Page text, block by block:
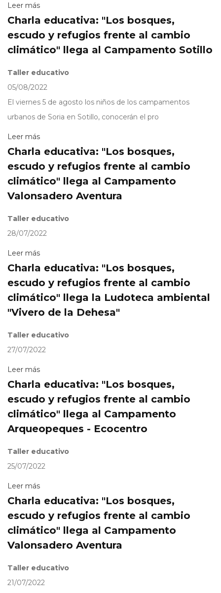
Leer más
Charla educativa: "Los bosques,
escudo y refugios frente al cambio
climático" llega al Campamento Sotillo
Taller educativo
05/08/2022
El viernes 5 de agosto los niños de los campamentos
urbanos de Soria en Sotillo, conocerán el pro
Leer más
Charla educativa: "Los bosques,
escudo y refugios frente al cambio
climático" llega al Campamento
Valonsadero Aventura
Taller educativo
28/07/2022
Leer más
Charla educativa: "Los bosques,
escudo y refugios frente al cambio
climático" llega la Ludoteca ambiental
"Vivero de la Dehesa"
Taller educativo
27/07/2022
Leer más
Charla educativa: "Los bosques,
escudo y refugios frente al cambio
climático" llega al Campamento
Arqueopeques - Ecocentro
Taller educativo
25/07/2022
Leer más
Charla educativa: "Los bosques,
escudo y refugios frente al cambio
climático" llega al Campamento
Valonsadero Aventura
Taller educativo
21/07/2022